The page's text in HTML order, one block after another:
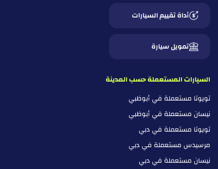
أداة تقييم السيارات
تمويل سيارة
السيارات المستعملة حسب المدينة
تويوتا مستعملة في أبوظبي
نيسان مستعملة في أبوظبي
تويوتا مستعملة في دبي
مرسيدس مستعملة في دبي
نيسان مستعملة في دبي